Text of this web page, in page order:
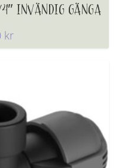
INVÄNDIG GÄNGA
kr